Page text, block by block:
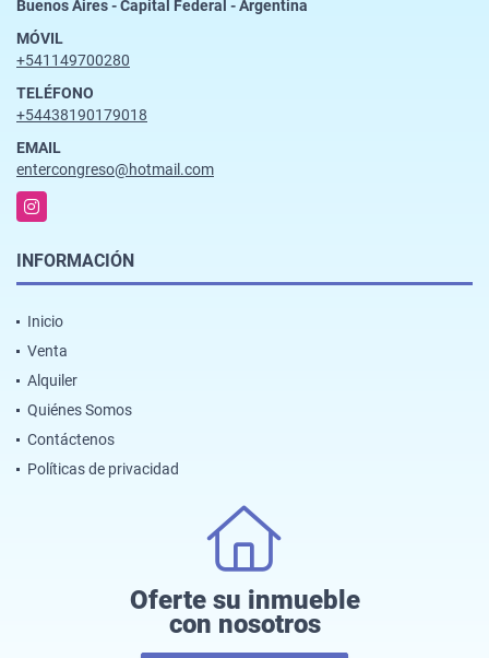
Buenos Aires - Capital Federal - Argentina
MÓVIL
+541149700280
TELÉFONO
+54438190179018
EMAIL
entercongreso@hotmail.com
Instagram
INFORMACIÓN
Inicio
Venta
Alquiler
Quiénes Somos
Contáctenos
Políticas de privacidad
Oferte su inmueble
con nosotros